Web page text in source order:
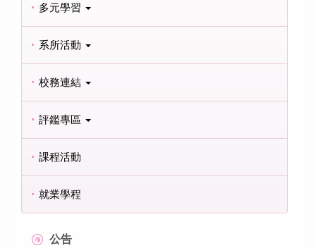
多元學習
系所活動
校務連結
評鑑專區
課程活動
就業學程
公告